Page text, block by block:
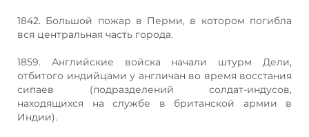
1842. Большой пожар в Перми, в котором погибла
вся центральная часть города.
1859. Английские войска начали штурм Дели,
отбитого индийцами у англичан во время восстания
сипаев (подразделений солдат-индусов,
находящихся на службе в британской армии в
Индии).